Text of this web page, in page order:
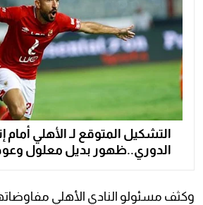
التشكيل المتوقع لـ الأهلي أمام
الدوري..ظهور بديل معلول
وكثف مسئولو النادي الأهلي